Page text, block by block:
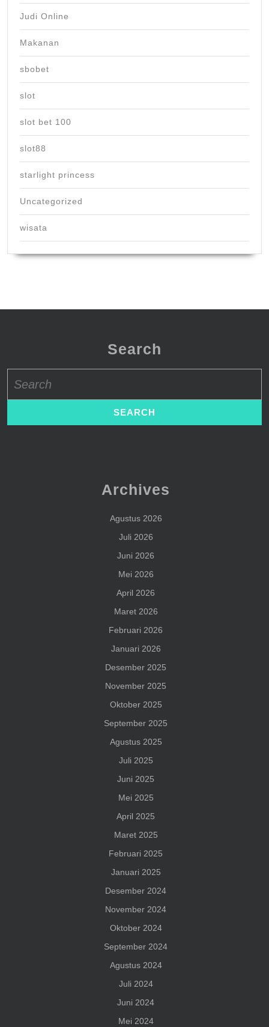
Judi Online
Makanan
sbobet
slot
slot bet 100
slot88
starlight princess
Uncategorized
wisata
Search
for:
Archives
Agustus 2026
Juli 2026
Juni 2026
Mei 2026
April 2026
Maret 2026
Februari 2026
Januari 2026
Desember 2025
November 2025
Oktober 2025
September 2025
Agustus 2025
Juli 2025
Juni 2025
Mei 2025
April 2025
Maret 2025
Februari 2025
Januari 2025
Desember 2024
November 2024
Oktober 2024
September 2024
Agustus 2024
Juli 2024
Juni 2024
Mei 2024